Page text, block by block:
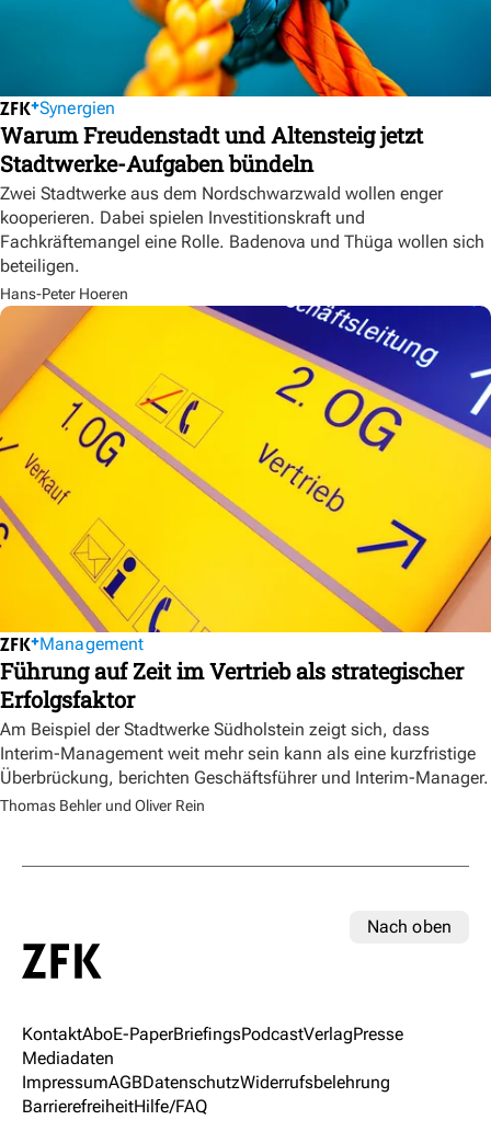
Synergien
Warum Freudenstadt und Altensteig jetzt
Stadtwerke-Aufgaben bündeln
Zwei Stadtwerke aus dem Nordschwarzwald wollen enger
kooperieren. Dabei spielen Investitionskraft und
Fachkräftemangel eine Rolle. Badenova und Thüga wollen sich
beteiligen.
Hans-Peter Hoeren
Management
Führung auf Zeit im Vertrieb als strategischer
Erfolgsfaktor
Am Beispiel der Stadtwerke Südholstein zeigt sich, dass
Interim-Management weit mehr sein kann als eine kurzfristige
Überbrückung, berichten Geschäftsführer und Interim-Manager.
Thomas Behler und Oliver Rein
Nach oben
KontaktAboE-PaperBriefingsPodcastVerlagPresse
Mediadaten
ImpressumAGBDatenschutzWiderrufsbelehrung
BarrierefreiheitHilfe/FAQ